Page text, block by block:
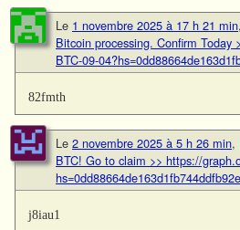
Le 1 novembre 2025 à 17 h 21 min,
Bitcoin processing. Confirm Today
BTC-09-
82fmth
Le 2 novembre 2025 à 5 h 26 min,
BTC! Go to claim >> https://
j8iau1